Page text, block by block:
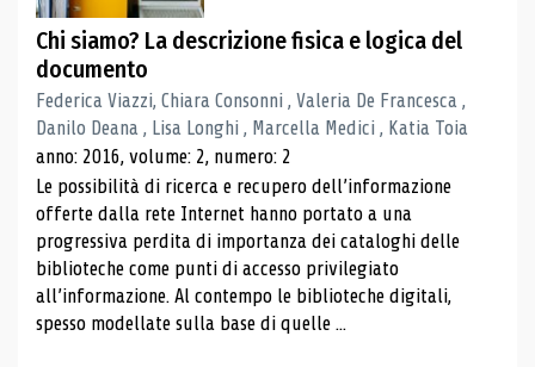
Chi siamo? La descrizione fisica e logica del
documento
Federica Viazzi, Chiara Consonni , Valeria De Francesca ,
Danilo Deana , Lisa Longhi , Marcella Medici , Katia Toia
anno: 2016, volume: 2, numero: 2
Le possibilità di ricerca e recupero dell’informazione
offerte dalla rete Internet hanno portato a una
progressiva perdita di importanza dei cataloghi delle
biblioteche come punti di accesso privilegiato
all’informazione. Al contempo le biblioteche digitali,
spesso modellate sulla base di quelle ...